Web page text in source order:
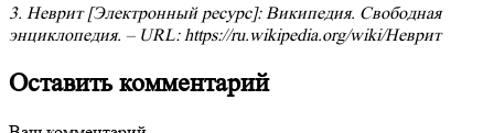
3. Неврит [Электронный ресурс]: Википедия. Свободная
энциклопедия. – URL: https://ru.wikipedia.org/wiki/Неврит
Оставить комментарий